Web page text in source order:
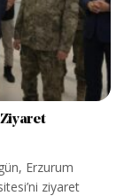
Ziyaret
Erzurum
ziyaret